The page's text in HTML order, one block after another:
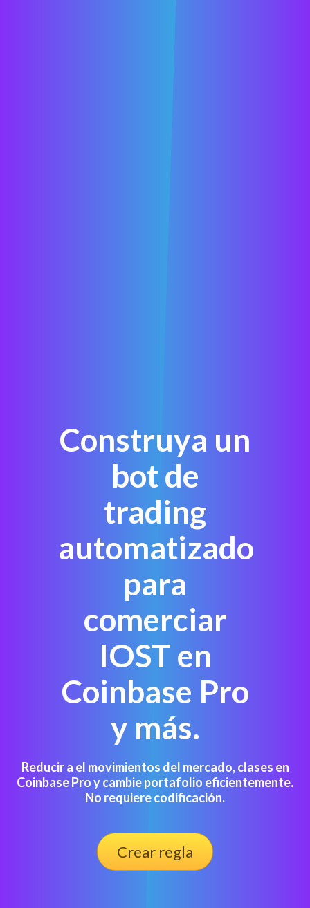
Construya un
bot de
trading
automatizado
para
comerciar
IOST en
Coinbase Pro
y más.
Reducir a el movimientos del mercado, clases en
Coinbase Pro y cambie portafolio eficientemente.
No requiere codificación.
Crear regla